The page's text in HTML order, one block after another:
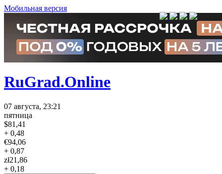
Мобильная версия
RuGrad.Online
07 августа, 23:21
пятница
$81,41
+ 0,48
€94,06
+ 0,87
zł21,86
+ 0,18